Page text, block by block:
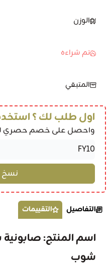
الوزن
تم شراءه
المتبقي
اول طلب لك ؟
واحصل على خصم حصري
التفاصيل التقييمات
اسم المنتج:
شوب